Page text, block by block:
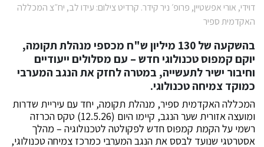
דוידי, אורי אפשטיין, פרופ׳ ניר קידר. קרדיט צילום: עידו לב, יח״צ המכללה
האקדמית ספיר
בהשקעה של 130 מיליון ש"ח מכספי מנהלת תקומה,
יוקם קמפוס טכנולוגי חדש – עם מסלולים ייעודיים
וחיבור ישיר לתעשייה, במטרה לחזק את הנגב המערבי
כמוקד צמיחה טכנולוגי.
המכללה האקדמית ספיר, מנהלת תקומה, יחד עם עיריית שדרות
ומועצה אזורית שער הנגב, קיימו היום (12.5.26) טקס הכרזה
רשמי על הקמת קמפוס חדש לפקולטה לטכנולוגיה – מהלך
אסטרטגי שנועד לבסס את הנגב המערבי כמרכז צמיחה טכנולוגי,